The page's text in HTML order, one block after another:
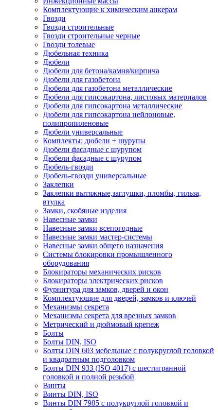
Комплектующие к химическим анкерам
Гвозди
Гвозди строительные
Гвозди строительные черные
Гвозди толевые
Дюбельная техника
Дюбели
Дюбели для бетона/камня/кирпича
Дюбели для газобетона
Дюбели для газобетона металлические
Дюбели для гипсокартона, листовых материалов
Дюбели для гипсокартона металлические
Дюбели для гипсокартона нейлоновые,
полипропиленовые
Дюбели универсальные
Комплекты: дюбели + шурупы
Дюбели фасадные с шурупом
Дюбели фасадные с шурупом
Дюбель-гвозди
Дюбель-гвозди универсальные
Заклепки
Заклепки вытяжные,заглушки, пломбы, гильза,
втулка
Замки, скобяные изделия
Навесные замки
Навесные замки всепогодные
Навесные замки мастер-системы
Навесные замки общего назначения
Системы блокировки промышленного
оборудования
Блокираторы механических рисков
Блокираторы электрических рисков
Фурнитура для замков, дверей и окон
Комплектующие для дверей, замков и ключей
Механизмы секрета
Механизмы секрета для врезных замков
Метрический и дюймовый крепеж
Болты
Болты DIN, ISO
Болты DIN 603 мебельные с полукруглой головкой
и квадратным подголовком
Болты DIN 933 (ISO 4017) с шестигранной
головкой и полной резьбой
Винты
Винты DIN, ISO
Винты DIN 7985 с полукруглой головкой и